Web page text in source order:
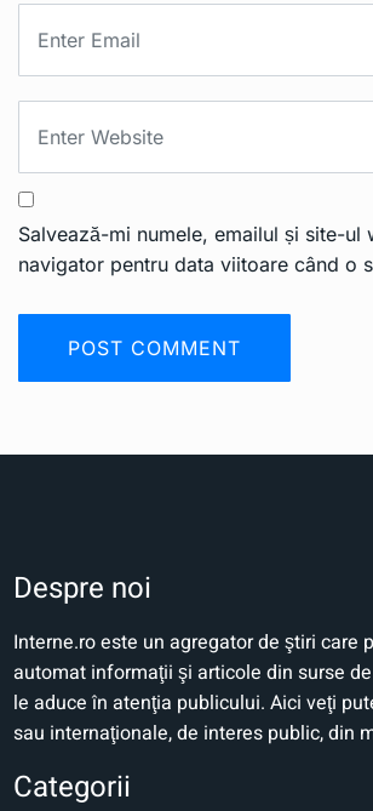
Salvează-mi numele, emailul și site-ul
navigator pentru data viitoare când o
Despre noi
Interne.ro este un agregator de ştiri care
automat informaţii şi articole din surse
le aduce în atenţia publicului. Aici veţi
sau internaţionale, de interes public, din
Categorii